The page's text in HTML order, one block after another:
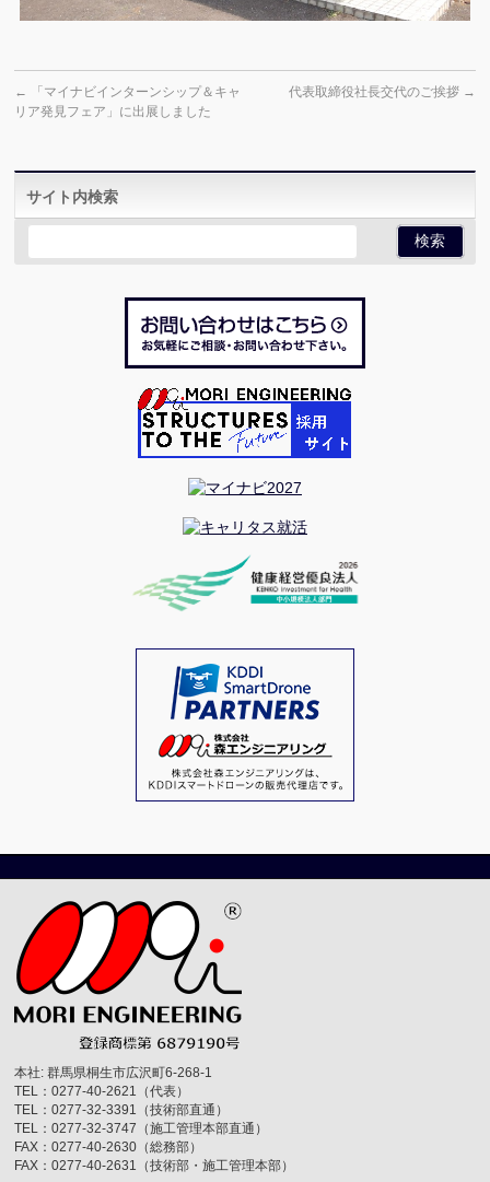
←
「マイナビインターンシップ＆キャ
リア発見フェア」に出展しました
代表取締役社長交代のご挨拶 →
サイト内検索
本社: 群馬県桐生市広沢町6-268-1
TEL：0277-40-2621（代表）
TEL：0277-32-3391（技術部直通）
TEL：0277-32-3747（施工管理本部直通）
FAX：0277-40-2630（総務部）
FAX：0277-40-2631（技術部・施工管理本部）